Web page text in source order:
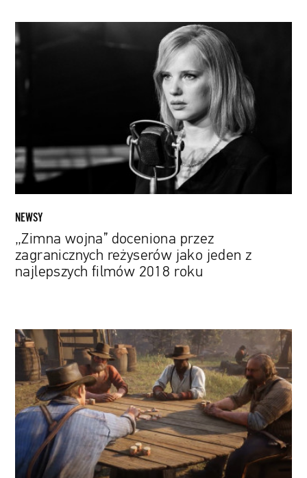
wojna”
przez
jeden
z
najlepszych
filmów
2018
NEWSY
„Zimna wojna” doceniona przez
zagranicznych reżyserów jako jeden z
najlepszych filmów 2018 roku
Gamingowa
incepcja.
gier,
które
znajdziecie…
grach